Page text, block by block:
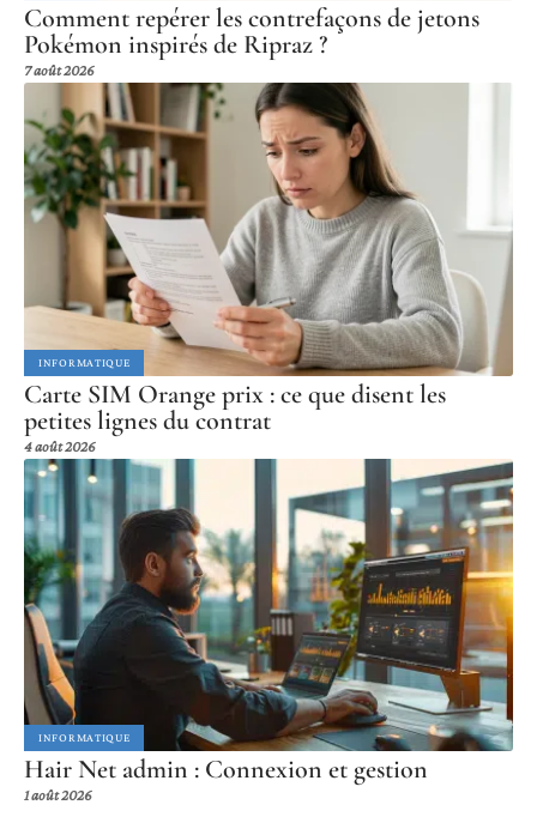
Comment repérer les contrefaçons de jetons
Pokémon inspirés de Ripraz ?
7 août 2026
INFORMATIQUE
Carte SIM Orange prix : ce que disent les
petites lignes du contrat
4 août 2026
INFORMATIQUE
Hair Net admin : Connexion et gestion
1 août 2026